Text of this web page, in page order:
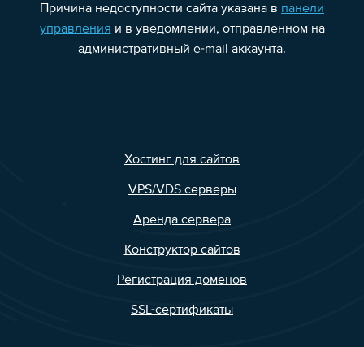
Причина недоступности сайта указана в панели
управления и в уведомлении, отправленном на
административный e-mail аккаунта.
Хостинг для сайтов
VPS/VDS серверы
Аренда сервера
Конструктор сайтов
Регистрация доменов
SSL-сертификаты